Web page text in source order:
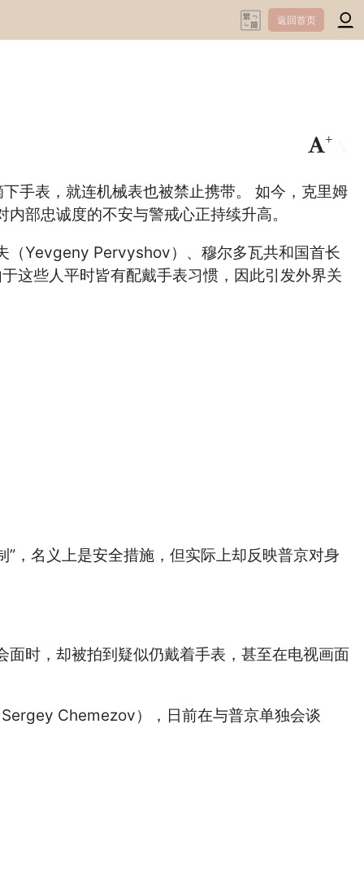
返回首页
+
手表，就连机械表也被禁止携带。 如今，克里姆
部忠诚度的不安与警戒心正持续升高。
（Yevgeny Pervyshov）、穆尔多瓦共和国首长
这些人平时皆有配戴手表习惯，因此引发外界关
，名义上是安全措施，但实际上却反映普京对身
时，却被拍到疑似仍戴着手表，甚至在电视画面
Chemezov），日前在与普京单独会谈